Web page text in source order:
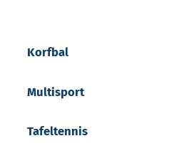
Korfbal
Multisport
Tafeltennis